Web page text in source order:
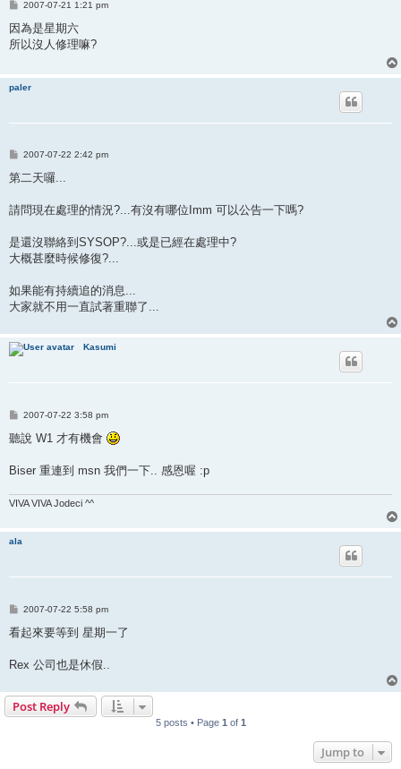
P
s
t
2007-07-21 1:21 pm
因為是星期六
所以沒人修理嘛?
paler
P
s
t
2007-07-22 2:42 pm
第二天囉...
請問現在處理的情況?...有沒有哪位Imm 可以公告一下嗎?
是還沒聯絡到SYSOP?...或是已經在處理中?
大概甚麼時候修復?...
如果能有持續追的消息...
大家就不用一直試著重聯了...
Kasumi
P
s
t
2007-07-22 3:58 pm
聽說 W1 才有機會
Biser 重連到 msn 我們一下.. 感恩喔 :p
VIVA VIVA Jodeci ^^
ala
P
s
t
2007-07-22 5:58 pm
看起來要等到 星期一了
Rex 公司也是休假..
Post Reply
5 posts • Page 1 of 1
Jump to